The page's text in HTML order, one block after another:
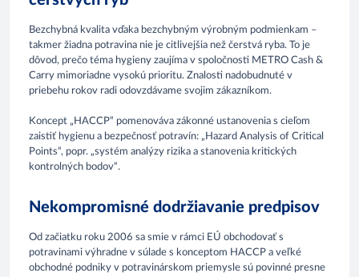
Bezchybná kvalita vďaka bezchybným výrobným podmienkam –
takmer žiadna potravina nie je citlivejšia než čerstvá ryba. To je
dôvod, prečo téma hygieny zaujíma v spoločnosti METRO Cash &
Carry mimoriadne vysokú prioritu. Znalosti nadobudnuté v
priebehu rokov radi odovzdávame svojim zákazníkom.
Koncept „HACCP“ pomenováva zákonné ustanovenia s cieľom
zaistiť hygienu a bezpečnosť potravín: „Hazard Analysis of Critical
Points“, popr. „systém analýzy rizika a stanovenia kritických
kontrolných bodov“.
Nekompromisné dodržiavanie predpisov
Od začiatku roku 2006 sa smie v rámci EÚ obchodovať s
potravinami výhradne v súlade s konceptom HACCP a veľké
obchodné podniky v potravinárskom priemysle sú povinné presne